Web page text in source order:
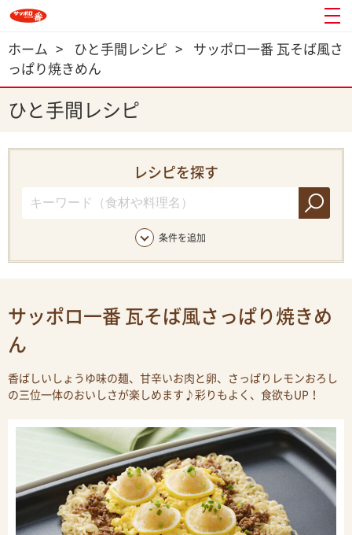
ホーム > ひと手間レシピ >
サッポロ一番 瓦そば風さ
っぱり焼きめん
ひと手間レシピ
レシピを探す
条件を追加
サッポロ一番 瓦そば風さっぱり焼きめ
ん
香ばしいしょうゆ味の麺、甘辛いお肉と卵、さっぱりレモンおろし
の三位一体のおいしさが楽しめます♪彩りもよく、食欲もUP！